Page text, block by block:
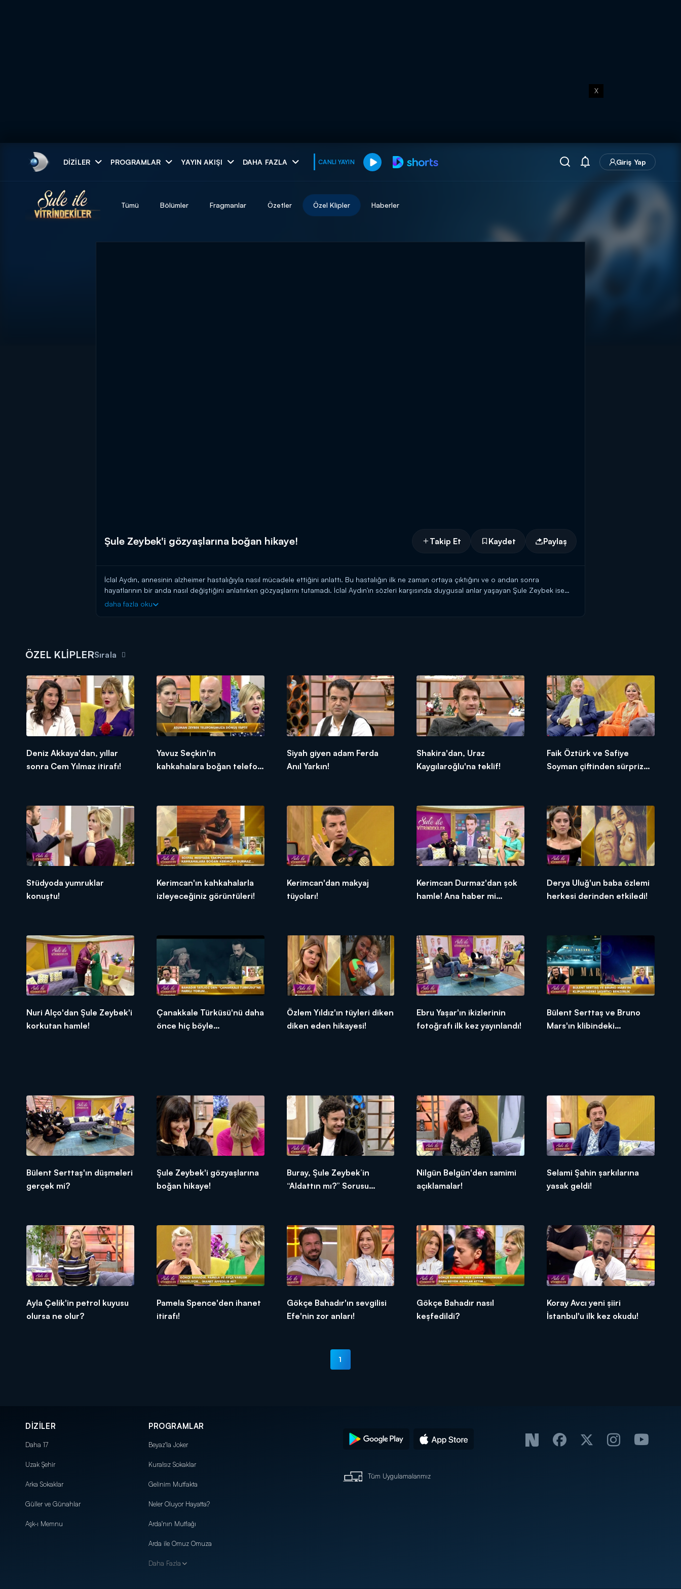
X
DIZILER PROGRAMLAR YAYIN AKIŞI DAHA FAZLA CANLI YAYIN Giriş Yap
muhteşem ikili
Tümü Bölümler Fragmanlar Özetler Özel Klipler Haberler
Şule Zeybek'i gözyaşlarına boğan hikaye! Takip Et Kaydet Paylaş
İclal Aydın, annesinin alzheimer hastalığıyla nasıl mücadele ettiğini anlattı. Bu hastalığın ilk ne zaman ortaya çıktığını ve o andan sonra
hayatlarının bir anda nasıl değiştiğini anlatırken gözyaşlarını tutamadı. İclal Aydın'ın sözleri karşısında duygusal anlar yaşayan Şule Zeybek ise
gözyaşlarına boğuldu. İşte o anlar...
daha fazla oku
ÖZEL KLİPLERSırala
Deniz Akkaya'dan, yıllar
sonra Cem Yılmaz itirafı!
Yavuz Seçkin'in
kahkahalara boğan telefon
Siyah giyen adam Ferda
Anıl Yarkın!
Shakira'dan, Uraz
Kaygılaroğlu'na teklif!
Faik Öztürk ve Safiye
Soyman çiftinden sürpriz
Stüdyoda yumruklar
konuştu!
Kerimcan'ın kahkahalarla
izleyeceğiniz görüntüleri!
Kerimcan'dan makyaj
tüyoları!
Kerimcan Durmaz'dan şok
hamle! Ana haber mi
Derya Uluğ'un baba özlemi
herkesi derinden etkiledi!
Nuri Alço'dan Şule Zeybek'i
korkutan hamle!
Çanakkale Türküsü'nü daha
önce hiç böyle
Özlem Yıldız'ın tüyleri diken
diken eden hikayesi!
Ebru Yaşar'ın ikizlerinin
fotoğrafı ilk kez yayınlandı!
Bülent Serttaş ve Bruno
Mars'ın klibindeki
Bülent Serttaş'ın düşmeleri
gerçek mi?
Şule Zeybek'i gözyaşlarına
boğan hikaye!
Buray, Şule Zeybek’in
“Aldattın mı?” Sorusu
Nilgün Belgün'den samimi
açıklamalar!
Selami Şahin şarkılarına
yasak geldi!
Ayla Çelik'in petrol kuyusu
olursa ne olur?
Pamela Spence'den ihanet
itirafı!
Gökçe Bahadır'ın sevgilisi
Efe'nin zor anları!
Gökçe Bahadır nasıl
keşfedildi?
Koray Avcı yeni şiiri
İstanbul'u ilk kez okudu!
1
DİZİLER
Daha 17
Uzak Şehir
Arka Sokaklar
Güller ve Günahlar
Aşk-ı Memnu
PROGRAMLAR
Beyaz'la Joker
Kuralsız Sokaklar
Gelinim Mutfakta
Neler Oluyor Hayatta?
Arda'nın Mutfağı
Arda ile Omuz Omuza
Daha Fazla
Tüm Uygulamalarımız